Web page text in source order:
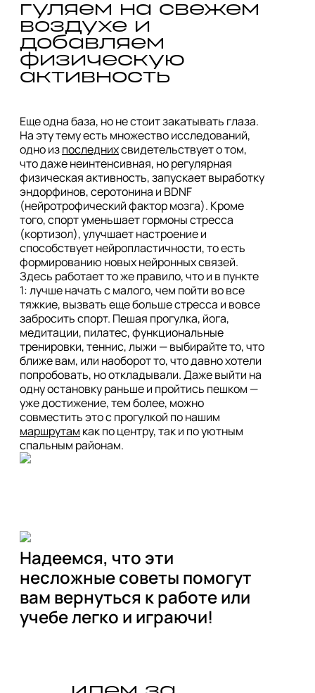
гуляем на свежем
воздухе и
добавляем
физическую
Еще одна база, но не стоит закатывать глаза.
На эту тему есть множество исследований,
одно из последних свидетельствует о том,
что даже неинтенсивная, но регулярная
физическая активность, запускает выработку
эндорфинов, серотонина и BDNF
(нейротрофический фактор мозга). Кроме
того, спорт уменьшает гормоны стресса
(кортизол), улучшает настроение и
способствует нейропластичности, то есть
формированию новых нейронных связей.
Здесь работает то же правило, что и в пункте
1: лучше начать с малого, чем пойти во все
тяжкие, вызвать еще больше стресса и вовсе
забросить спорт. Пешая прогулка, йога,
медитации, пилатес, функциональные
тренировки, теннис, лыжи — выбирайте то, что
ближе вам, или наоборот то, что давно хотели
попробовать, но откладывали. Даже выйти на
одну остановку раньше и пройтись пешком —
уже достижение, тем более, можно
маршрутам как по центру, так и по уютным
Надеемся, что эти
несложные советы помогут
вам вернуться к работе или
учебе легко и играючи!